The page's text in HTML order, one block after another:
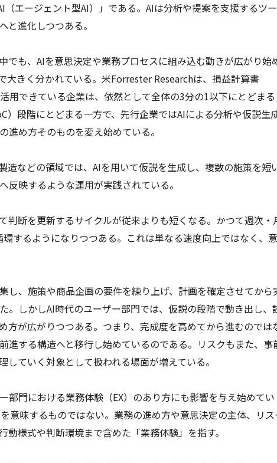
エージェント型AI）」である。AIは分析や提案を支援するツ
進化しつつある。
でも、AIを意思決定や業務プロセスに組み込む動きが広がり始
大きく分かれている。米Forrester Researchは、損益計算書
用できている企業は、依然として全体の3分の1以下にとどまる
）段階にとどまる一方で、先行企業ではAIによる分析や仮説生
め方そのものを変え始めている。
造などの領域では、AIを用いて仮説を生成し、複数の施策を短
映するような運用が実践されている。
判断を更新するサイクルが従来よりも短くなる。かつて週次・
するようになりつつある。これは単なる速度向上ではなく、意
し、施策や商品企画の要件を練り上げ、計画を確定させてから
。しかしAI時代のユーザー部門では、仮説の段階で動き出し、
方が広がりつつある。つまり、完成度を高めてから進むのでは
進する構造へと移行し始めているのである。リスクもまた、事
ていく対象として扱われる場面が増えている。
部門における業務体験（EX）のあり方にも影響を与え始めてい
意味するものではない。業務の進め方や意思決定の主体、リス
様式や判断環境まで含めた「業務体験」を指す。